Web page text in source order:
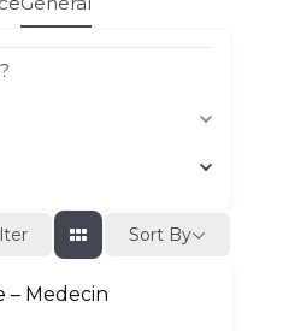
Sort By
– Medecin